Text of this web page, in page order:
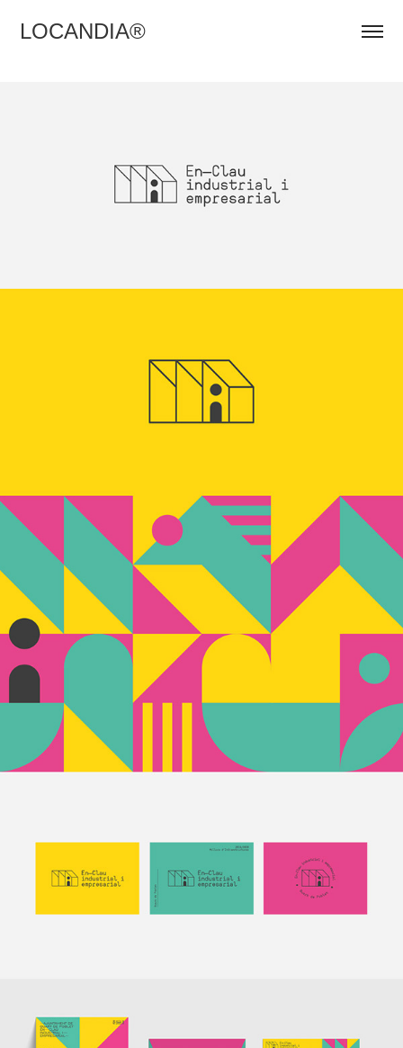
LOCANDIA®